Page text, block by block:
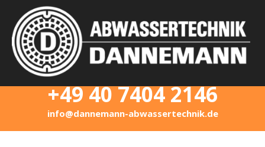
+49 40 7404 2146
info@dannemann-abwassertechnik.de